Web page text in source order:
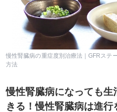
慢性腎臓病の重症度別治療法｜GFRステ
方法
慢性腎臓病になっても
きる！慢性腎臓病は進